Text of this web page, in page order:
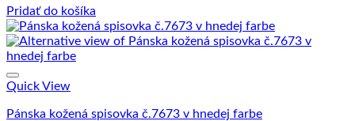
Pridať do košíka
Quick View
Pánska kožená spisovka č.7673 v hnedej farbe